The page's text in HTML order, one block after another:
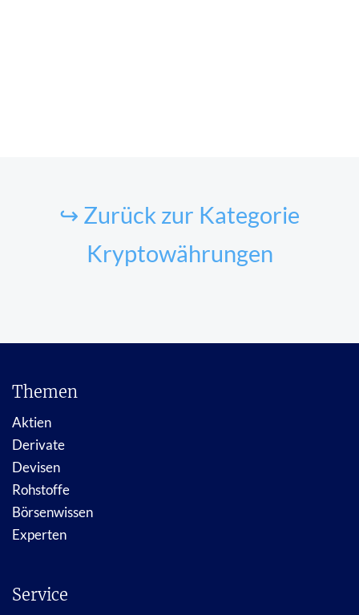
↪ Zurück zur Kategorie
Kryptowährungen
Themen
Aktien
Derivate
Devisen
Rohstoffe
Börsenwissen
Experten
Service